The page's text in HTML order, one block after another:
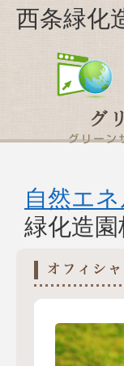
西条緑化
自然エ
緑化造